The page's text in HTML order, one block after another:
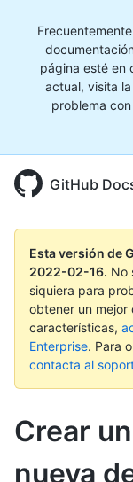
página esté en
actual, visita la
problema
GitHub
Esta versión de
2022-02-16. No
siquiera para
obtener un mejor
características,
Enterprise. Para
contacta al
Crear
nueva